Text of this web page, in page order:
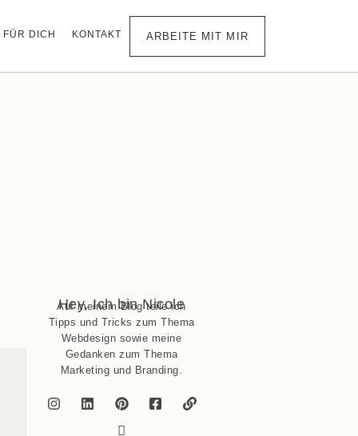
FÜR DICH KONTAKT ARBEITE MIT MIR
Hey, Ich bin Nicole
Auf meinem Blog teile ich
Tipps und Tricks zum Thema
Webdesign sowie meine
Gedanken zum Thema
Marketing und Branding.